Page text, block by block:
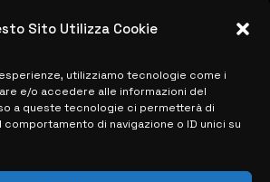
Sito Utilizza Cookie
utilizziamo tecnologie come i
e/o accedere alle informazioni del
a queste tecnologie ci permetterà di
di navigazione o ID unici su